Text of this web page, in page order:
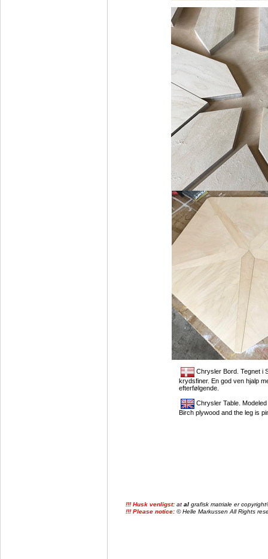
Chrysler Bord. Tegnet i
krydsfiner. En god ven hjalp
efterfølgende.
Chrysler Table.
Birch plywood and the leg is
!!! Husk venligst: at al grafisk matriale er
!!! Please notice: © Helle Markussen All Rights